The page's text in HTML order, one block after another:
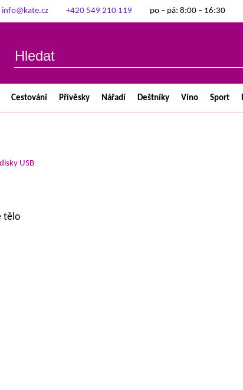
info@kate.cz +420 549 210 119 po – pá: 8:00 – 16:30
Cestování Přívěsky Nářadí Deštníky Víno Sport
USB
tělo